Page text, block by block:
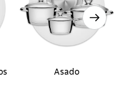
Asado